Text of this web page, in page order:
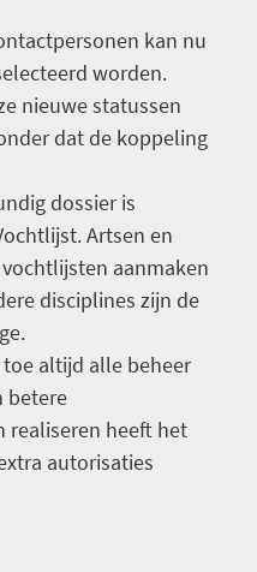
kan nu
worden.
nieuwe statussen
dat de koppeling
dossier is
Artsen en
aanmaken
disciplines zijn de
altijd alle beheer
betere
realiseren heeft het
autorisaties